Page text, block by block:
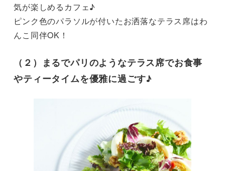
気が楽しめるカフェ♪
ピンク色のパラソルが付いたお洒落なテラス席はわ
んこ同伴OK！
（２）まるでパリのようなテラス席でお食事
やティータイムを優雅に過ごす♪